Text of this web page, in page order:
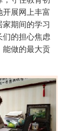
展网上丰富
期间的学习
们的担心焦虑
能做的最大贡